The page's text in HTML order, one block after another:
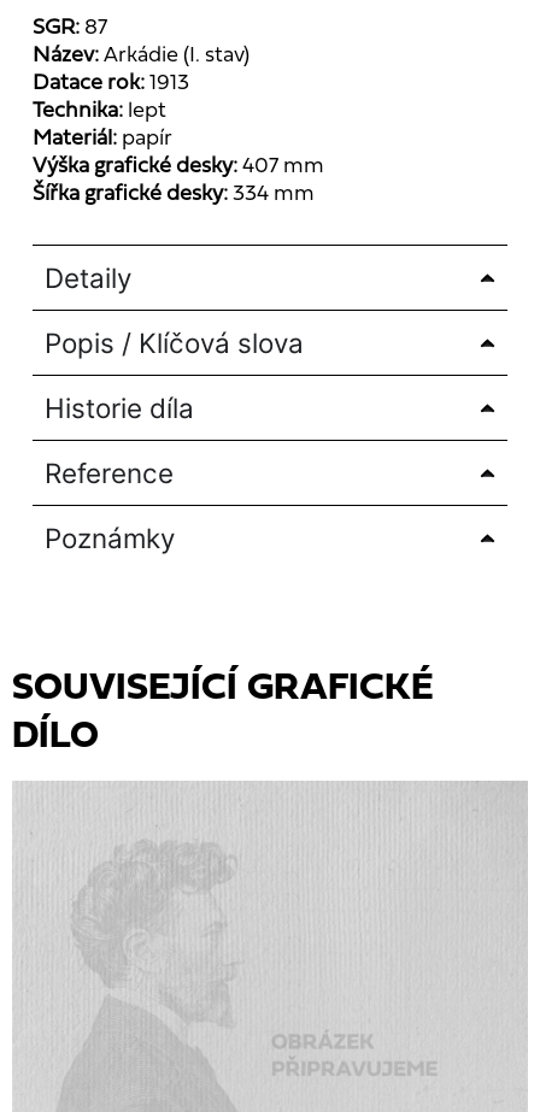
SGR: 87
Název: Arkádie (I. stav)
Datace rok: 1913
Technika: lept
Materiál: papír
Výška grafické desky: 407 mm
Šířka grafické desky: 334 mm
Detaily
Popis / Klíčová slova
Historie díla
Reference
Poznámky
SOUVISEJÍCÍ GRAFICKÉ
DÍLO